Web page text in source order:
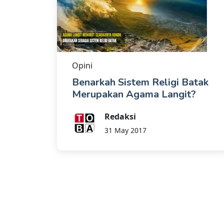
Opini
Benarkah Sistem Religi Batak
Merupakan Agama Langit?
Redaksi
31 May 2017